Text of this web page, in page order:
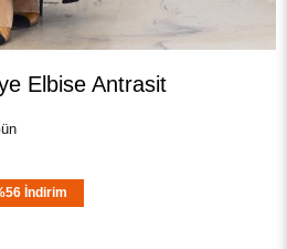
Elbise Antrasit
56 İndirim